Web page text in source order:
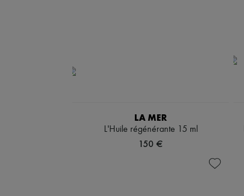
LA MER
L'Huile régénérante 15 ml
150 €